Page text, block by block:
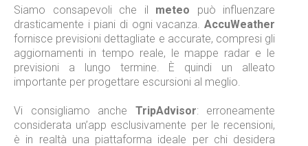
Siamo consapevoli che il meteo può influenzare
drasticamente i piani di ogni vacanza. AccuWeather
fornisce previsioni dettagliate e accurate, compresi gli
aggiornamenti in tempo reale, le mappe radar e le
previsioni a lungo termine. È quindi un alleato
importante per progettare escursioni al meglio.
Vi consigliamo anche TripAdvisor: erroneamente
considerata un’app esclusivamente per le recensioni,
è in realtà una piattaforma ideale per chi desidera